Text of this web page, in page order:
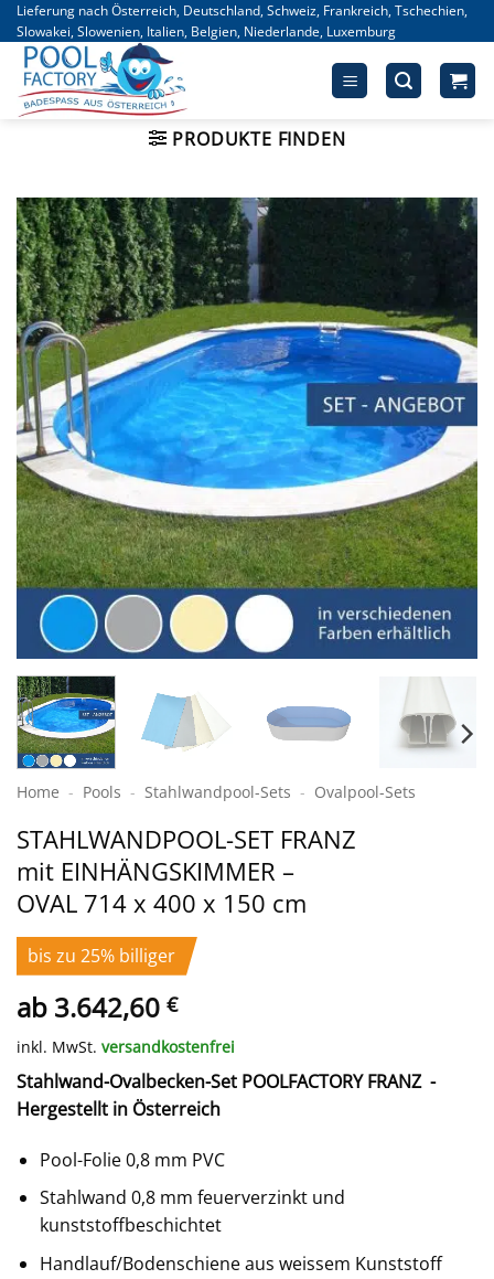
Zum
Inhalt
springen
Lieferung nach Österreich, Deutschland, Schweiz, Frankreich, Tschechien,
Slowakei, Slowenien, Italien, Belgien, Niederlande, Luxemburg
PRODUKTE FINDEN
Home - Pools - Stahlwand­pool-Sets - Ovalpool-Sets
STAHLWANDPOOL-SET FRANZ
mit EINHÄNGSKIMMER –
OVAL 714 x 400 x 150 cm
bis zu 25% billiger
ab 3.642,60 €
inkl. MwSt. versandkostenfrei
Stahlwand-Ovalbecken-Set POOLFACTORY FRANZ -
Hergestellt in Österreich
Pool-Folie 0,8 mm PVC
Stahlwand 0,8 mm feuerverzinkt und
kunststoffbeschichtet
Handlauf/Bodenschiene aus weissem Kunststoff